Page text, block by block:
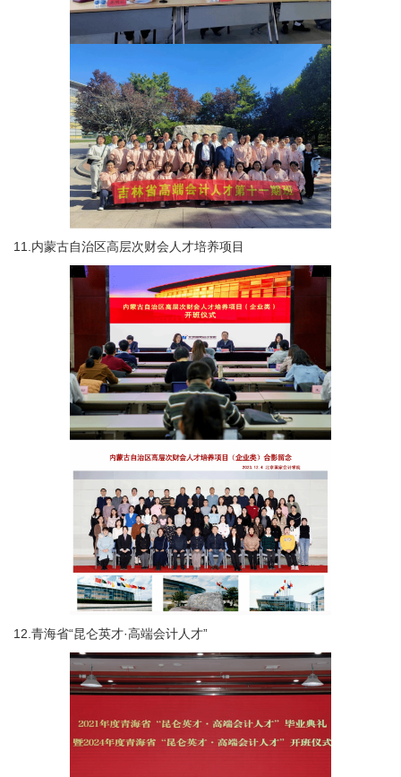
11.内蒙古自治区高层次财会人才培养项目
12.青海省“昆仑英才·高端会计人才”